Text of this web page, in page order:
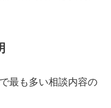
最も多い相談内容の